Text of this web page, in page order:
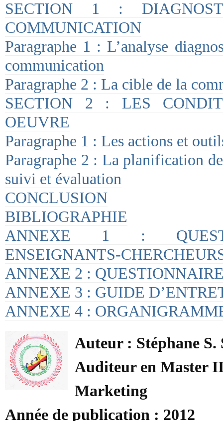
SECTION 1 :
COMMUNICATION
Paragraphe 1 : L’analyse
communication
Paragraphe 2 : La cible de la
SECTION 2 : LES
OEUVRE
Paragraphe 1 : Les actions et
Paragraphe 2 : La planification
suivi et évaluation
CONCLUSION
BIBLIOGRAPHIE
ANNEXE 1 :
ENSEIGNANTS-
ANNEXE 2 :
ANNEXE 3 : GUIDE
ANNEXE 4 :
Auteur : Stéphane S.
Auditeur en Master
Marketing
Année de publication : 2012